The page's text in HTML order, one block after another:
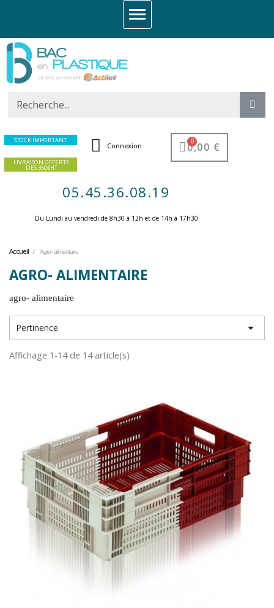
STOCK IMPORTANT
LIVRAISON OFFERTE
DES 350€HT
Connexion 0,00 €
05.45.36.08.19
Du Lundi au vendredi de 8h30 à 12h et de 14h à 17h30 ​
Accueil Agro- alimentaire
AGRO- ALIMENTAIRE
agro- alimentaire
Pertinence 
Affichage 1-14 de 14 article(s)